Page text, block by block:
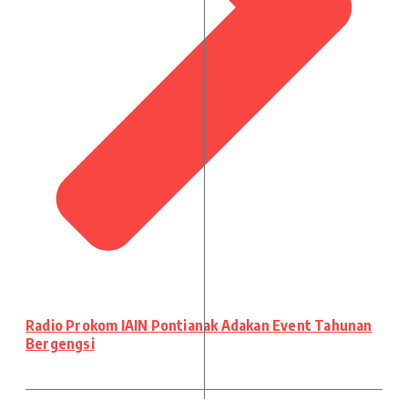
Radio Prokom IAIN Pontianak Adakan Event Tahunan
Bergengsi